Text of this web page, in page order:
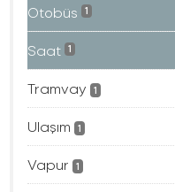
Otobüs 1
Saat 1
Tramvay 1
Ulaşım 1
Vapur 1